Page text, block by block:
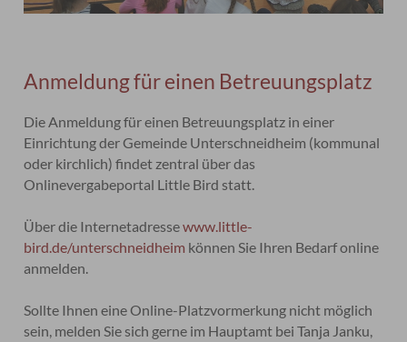
Anmeldung für einen Betreuungsplatz
Die Anmeldung für einen Betreuungsplatz in einer
Einrichtung der Gemeinde Unterschneidheim (kommunal
oder kirchlich) findet zentral über das
Onlinevergabeportal Little Bird statt.
Über die Internetadressewww.little-
bird.de/unterschneidheim können Sie Ihren Bedarf online
anmelden.
Sollte Ihnen eine Online-Platzvormerkung nicht möglich
sein, melden Sie sich gerne im Hauptamt bei Tanja Janku,